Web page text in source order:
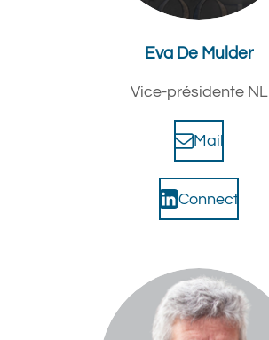
Eva De Mulder
Vice-présidente NL
Mail
Connect